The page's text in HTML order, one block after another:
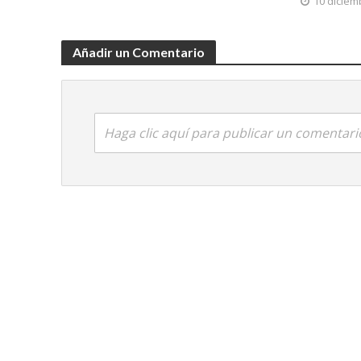
Añadir un Comentario
Haga clic aquí para publicar un